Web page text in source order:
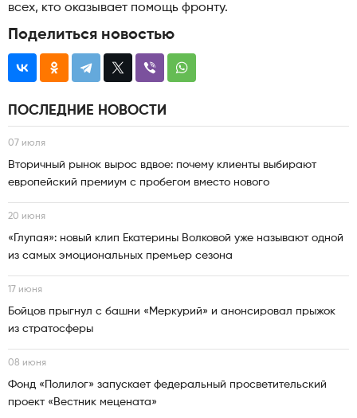
всех, кто оказывает помощь фронту.
Поделиться новостью
ПОСЛЕДНИЕ НОВОСТИ
07 июля
Вторичный рынок вырос вдвое: почему клиенты выбирают
европейский премиум с пробегом вместо нового
20 июня
«Глупая»: новый клип Екатерины Волковой уже называют одной
из самых эмоциональных премьер сезона
17 июня
Бойцов прыгнул с башни «Меркурий» и анонсировал прыжок
из стратосферы
08 июня
Фонд «Полилог» запускает федеральный просветительский
проект «Вестник мецената»